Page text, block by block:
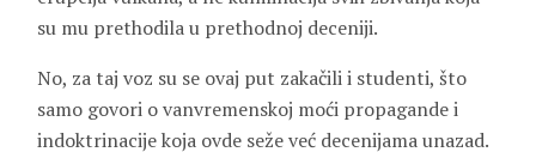
su mu prethodila u prethodnoj deceniji.
No, za taj voz su se ovaj put zakačili i studenti, što
samo govori o vanvremenskoj moći propagande i
indoktrinacije koja ovde seže već decenijama unazad.